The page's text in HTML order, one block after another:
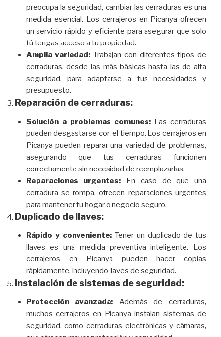
preocupa la seguridad, cambiar las cerraduras es una
medida esencial. Los cerrajeros en Picanya ofrecen
un servicio rápido y eficiente para asegurar que solo
tú tengas acceso a tu propiedad.
Amplia variedad: Trabajan con diferentes tipos de
cerraduras, desde las más básicas hasta las de alta
seguridad, para adaptarse a tus necesidades y
presupuesto.
Reparación de cerraduras:
Solución a problemas comunes:Las cerraduras
pueden desgastarse con el tiempo. Los cerrajeros en
Picanya pueden reparar una variedad de problemas,
asegurando que tus cerraduras funcionen
correctamente sin necesidad de reemplazarlas.
Reparaciones urgentes: En caso de que una
cerradura se rompa, ofrecen reparaciones urgentes
para mantener tu hogar o negocio seguro.
Duplicado de llaves:
Rápido y conveniente:Tener un duplicado de tus
llaves es una medida preventiva inteligente. Los
cerrajeros en Picanya pueden hacer copias
rápidamente, incluyendo llaves de seguridad.
Instalación de sistemas de seguridad:
Protección avanzada: Además de cerraduras,
muchos cerrajeros en Picanya instalan sistemas de
seguridad, como cerraduras electrónicas y cámaras,